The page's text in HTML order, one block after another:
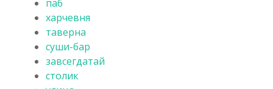
паб
харчевня
таверна
суши-бар
завсегдатай
столик